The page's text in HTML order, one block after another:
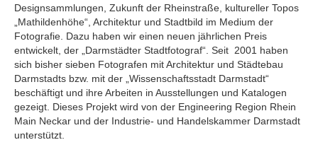
Designsammlungen, Zukunft der Rheinstraße, kultureller Topos
„Mathildenhöhe“, Architektur und Stadtbild im Medium der
Fotografie. Dazu haben wir einen neuen jährlichen Preis
entwickelt, der „Darmstädter Stadtfotograf“. Seit 2001 haben
sich bisher sieben Fotografen mit Architektur und Städtebau
Darmstadts bzw. mit der „Wissenschaftsstadt Darmstadt“
beschäftigt und ihre Arbeiten in Ausstellungen und Katalogen
gezeigt. Dieses Projekt wird von der Engineering Region Rhein
Main Neckar und der Industrie- und Handelskammer Darmstadt
unterstützt.